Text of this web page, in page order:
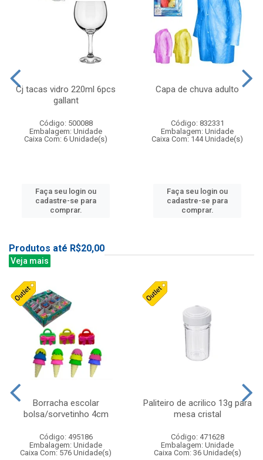
Cj tacas vidro 220ml 6pcs
gallant
Código: 500088
Embalagem: Unidade
Caixa Com: 6 Unidade(s)
Faça seu login ou
cadastre-se para
comprar.
Capa de chuva adulto
Código: 832331
Embalagem: Unidade
Caixa Com: 144 Unidade(s)
Faça seu login ou
cadastre-se para
comprar.
Produtos até R$20,00
Veja mais
Borracha escolar
bolsa/sorvetinho 4cm
Código: 495186
Embalagem: Unidade
Caixa Com: 576 Unidade(s)
Paliteiro de acrilico 13g para
mesa cristal
Código: 471628
Embalagem: Unidade
Caixa Com: 36 Unidade(s)